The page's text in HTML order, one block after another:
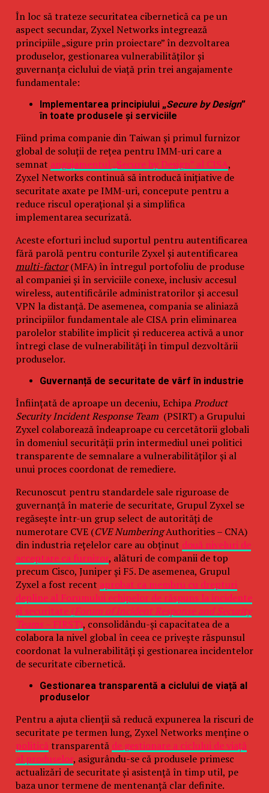
În loc să trateze securitatea cibernetică ca pe un
aspect secundar, Zyxel Networks integrează
principiile „sigure prin proiectare” în dezvoltarea
produselor, gestionarea vulnerabilităților și
guvernanța ciclului de viață prin trei angajamente
fundamentale:
Implementarea principiului „Secure by Design”
în toate produsele și serviciile
Fiind prima companie din Taiwan și primul furnizor
global de soluții de rețea pentru IMM-uri care a
semnat angajamentul „Secure by Design” al CISA,
Zyxel Networks continuă să introducă inițiative de
securitate axate pe IMM-uri, concepute pentru a
reduce riscul operațional și a simplifica
implementarea securizată.
Aceste eforturi includ suportul pentru autentificarea
fără parolă pentru conturile Zyxel și autentificarea
multi-factor(MFA) în întregul portofoliu de produse
al companiei și în serviciile conexe, inclusiv accesul
wireless, autentificările administratorilor și accesul
VPN la distanță. De asemenea, compania se aliniază
principiilor fundamentale ale CISA prin eliminarea
parolelor stabilite implicit și reducerea activă a unor
întregi clase de vulnerabilități în timpul dezvoltării
produselor.
Guvernanță de securitate de vârf în industrie
Înființată de aproape un deceniu, EchipaProduct
Security Incident Response Team (PSIRT) a Grupului
Zyxel colaborează îndeaproape cu cercetătorii globali
în domeniul securității prin intermediul unei politici
transparente de semnalare a vulnerabilităților și al
unui proces coordonat de remediere.
Recunoscut pentru standardele sale riguroase de
guvernanță în materie de securitate, Grupul Zyxel se
regăsește într-un grup select de autorități de
numerotare CVE (CVE NumberingAuthorities – CNA)
din industria rețelelor care au obținut două niveluri de
acceptare ca furnizor, alături de companii de top
precum Cisco, Juniper și F5. De asemenea, Grupul
Zyxel a fost recent aprobat ca membru cu drepturi
depline al Forumului echipelor de răspuns la incidente
și securitate (Forum of Incident Response and Security
Teams –FIRST), consolidându-și capacitatea de a
colabora la nivel global în ceea ce privește răspunsul
coordonat la vulnerabilități și gestionarea incidentelor
de securitate cibernetică.
Gestionarea transparentă a ciclului de viață al
produselor
Pentru a ajuta clienții să reducă expunerea la riscuri de
securitate pe termen lung, Zyxel Networks menține o
politică transparentă de gestionare a ciclului de viață
al produselor, asigurându-se că produsele primesc
actualizări de securitate și asistență în timp util, pe
baza unor termene de mentenanță clar definite.